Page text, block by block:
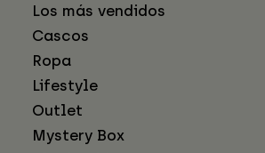
Los más vendidos
Cascos
Ropa
Lifestyle
Outlet
Mystery Box